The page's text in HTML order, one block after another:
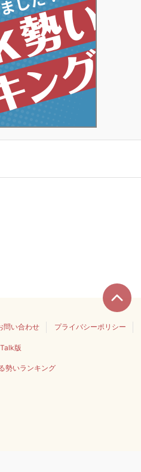
問い合わせ プライバシーポリシー
Talk版
勢いランキング